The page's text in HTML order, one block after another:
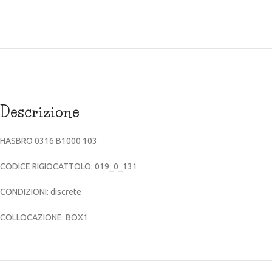
Descrizione
HASBRO 0316 B1000 103
CODICE RIGIOCATTOLO: 019_0_131
CONDIZIONI: discrete
COLLOCAZIONE: BOX1